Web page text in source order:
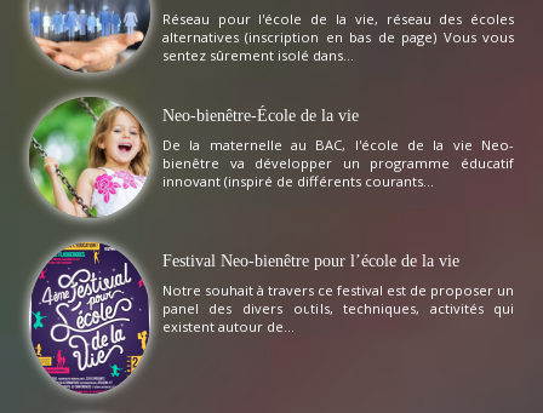
Réseau pour l'école de la vie, réseau des écoles
alternatives (inscription en bas de page) Vous vous
sentez sûrement isolé dans...
Neo-bienêtre-École de la vie
De la maternelle au BAC, l'école de la vie Neo-
bienêtre va développer un programme éducatif
innovant (inspiré de différents courants...
Festival Neo-bienêtre pour l’école de la vie
Notre souhait à travers ce festival est de proposer un
panel des divers outils, techniques, activités qui
existent autour de...